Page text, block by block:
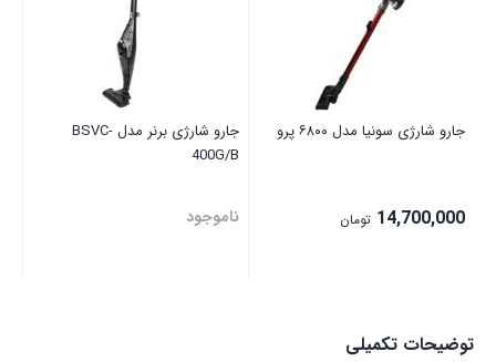
جارو شارژی سونیا مدل ۶۸۰۰ پرو
14,700,000 تومان
جارو شارژی برنر مدل BSVC-
400G/B
ناموجود
توضیحات تکمیلی